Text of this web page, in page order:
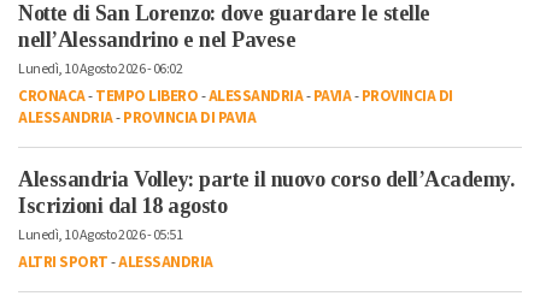
Notte di San Lorenzo: dove guardare le stelle
nell’Alessandrino e nel Pavese
Lunedì, 10 Agosto 2026 - 06:02
CRONACA-TEMPO LIBERO-ALESSANDRIA-PAVIA-PROVINCIA DI
ALESSANDRIA-PROVINCIA DI PAVIA
Alessandria Volley: parte il nuovo corso dell’Academy.
Iscrizioni dal 18 agosto
Lunedì, 10 Agosto 2026 - 05:51
ALTRI SPORT-ALESSANDRIA